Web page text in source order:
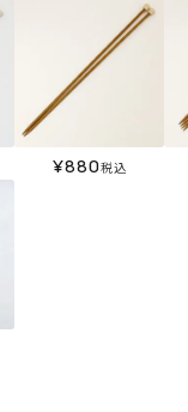
¥880税込